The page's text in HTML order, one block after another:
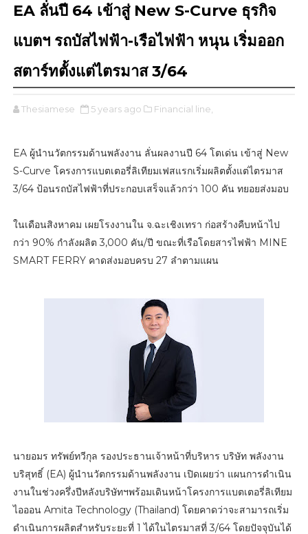
EA ลั่นปี 64 เข้าสู่ New S-Curve ธุรกิจ
แบตฯ รถบัสไฟฟ้า-เรือไฟฟ้า หนุน เริ่มออก
สตาร์ทตั้งแต่ไตรมาส 3/64
Thesiamese 5 years ago Financial line,
EA ผู้นำนวัตกรรมด้านพลังงาน ลั่นผลงานปี 64 โตเด่น เข้าสู่ New
S-Curve โครงการแบตเตอรี่ลิเทียมเฟสแรกเริ่มผลิตตั้งแต่ไตรมาส
3/64 ป้อนรถบัสไฟฟ้าที่ประกอบเสร็จแล้วกว่า 100 คัน ทยอยส่งมอบ
ในเดือนสิงหาคม เผยโรงงานใน จ.ฉะเชิงเทรา ก่อสร้างคืบหน้าไป
กว่า 90% กำลังผลิต 3,000 คัน/ปี ขณะที่เรือโดยสารไฟฟ้า MINE
SMART FERRY คาดส่งมอบครบ 27 ลำตามแผน
นายอมร ทรัพย์ทวีกุล รองประธานเจ้าหน้าที่บริหาร บริษัท พลังงาน
บริสุทธิ์ (EA) ผู้นำนวัตกรรมด้านพลังงาน เปิดเผยว่า แผนการดำเนิน
งานในช่วงครึ่งปีหลังบริษัทฯพร้อมเดินหน้าโครงการแบตเตอรี่ลิเทียม
ไอออน Amita Technology (Thailand) โดยคาดว่าจะสามารถเริ่ม
ดำเนินการผลิตสำหรับระยะที่ 1 ได้ในไตรมาสที่ 3/64 โดยปัจจุบันได้